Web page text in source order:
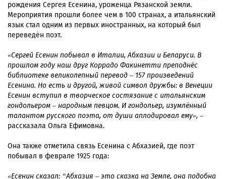
рождения Сергея Есенина, уроженца Рязанской земли.
Мероприятия прошли более чем в 100 странах, а итальянский
язык стал одним из первых иностранных, на который был
переведён поэт.
«Сергей Есенин побывал в Италии, Абхазии и Беларуси. В
прошлом году наш друг Коррадо Факинетти преподнёс
библиотеке великолепный перевод – 157 произведений
Есенина. Но есть и другой, живой символ дружбы: в Венеции
Есенин вступил в творческое состязание с итальянским
гондольером – народным певцом. И гондольер, изумлённый
талантом русского поэта, от души аплодировал ему», –
рассказала Ольга Ефимовна.
Она также отметила связь Есенина с Абхазией, где поэт
побывал в феврале 1925 года:
«Есенин сказал: “Абхазия – это сказка на Земле, она подобна